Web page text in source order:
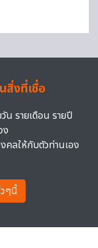
สิ่งที่เชื่อ
น รายเดือน รายปี
ง
คลให้กับตัวท่านเอง
ๆนี้